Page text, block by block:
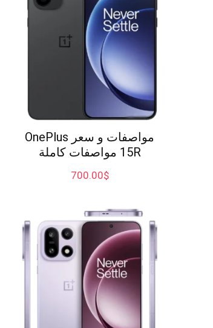
مواصفات و سعر OnePlus
15R مواصفات كاملة
$
700.00